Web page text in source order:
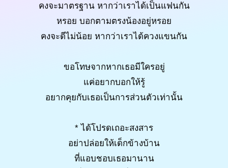
คงจะมาตรฐาน หากว่าเราได้เป็นแฟนกัน
หรอย บอกตามตรงน้องอยู่หรอย
คงจะดีไม่น้อย หากว่าเราได้ควงแขนกัน
ขอโทษจากหากเธอมีใครอยู่
แค่อยากบอกให้รู้
อยากคุยกับเธอเป็นการส่วนตัวเท่านั้น
* ได้โปรดเถอะสงสาร
อย่าปล่อยให้เด็กข้างบ้าน
ที่แอบชอบเธอมานาน